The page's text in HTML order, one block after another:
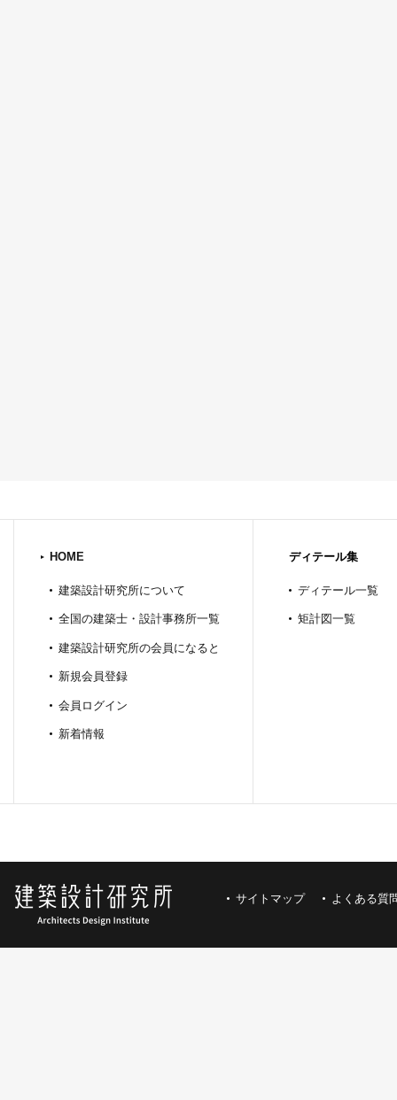
HOME
建築設計研究所について
全国の建築士・設計事務所一覧
建築設計研究所の会員になると
新規会員登録
会員ログイン
新着情報
ディテール集
ディテール一覧
矩計図一覧
サイトマップ よくある質